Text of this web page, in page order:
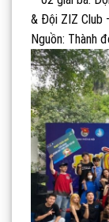
& Đội ZIZ Club
Nguồn: Thành